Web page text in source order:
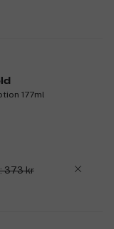
177ml
373 kr